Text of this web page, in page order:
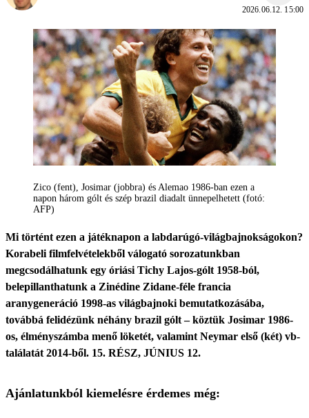
2026.06.12. 15:00
Zico (fent), Josimar (jobbra) és Alemao 1986-ban ezen a
napon három gólt és szép brazil diadalt ünnepelhetett (fotó:
AFP)
Mi történt ezen a játéknapon a labdarúgó-világbajnokságokon?
Korabeli filmfelvételekből válogató sorozatunkban
megcsodálhatunk egy óriási Tichy Lajos-gólt 1958-ból,
belepillanthatunk a Zinédine Zidane-féle francia
aranygeneráció 1998-as világbajnoki bemutatkozásába,
továbbá felidézünk néhány brazil gólt – köztük Josimar 1986-
os, élményszámba menő löketét, valamint Neymar első (két) vb-
találatát 2014-ből. 15. RÉSZ, JÚNIUS 12.
Ajánlatunkból kiemelésre érdemes még: